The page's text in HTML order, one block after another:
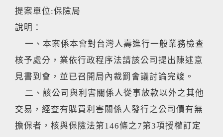
提案單位:保險局
說明：
一、本案係本會對台灣人壽進行一般業務檢查
核予處分，業依行政程序法請該公司提出陳述意
見書到會，並已召開局內裁罰會議討論完竣。
二、該公司與利害關係人從事放款以外之其他
交易，經查有購買利害關係人發行之公司債有無
擔保者，核與保險法第146條之7第3項授權訂定